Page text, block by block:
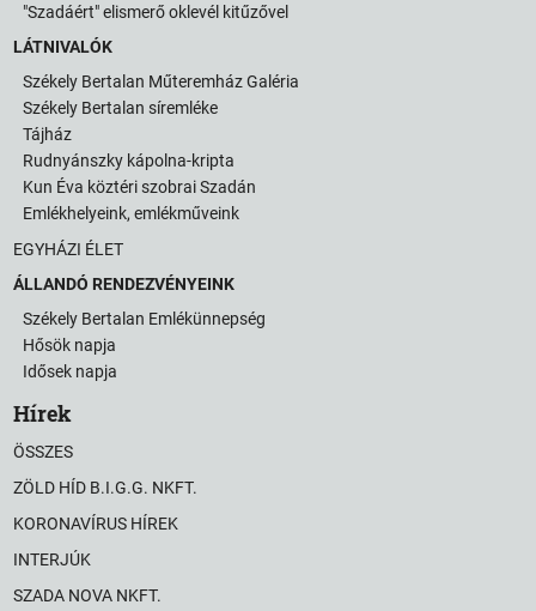
"Szadáért" elismerő oklevél kitűzővel
LÁTNIVALÓK
Székely Bertalan Műteremház Galéria
Székely Bertalan síremléke
Tájház
Rudnyánszky kápolna-kripta
Kun Éva köztéri szobrai Szadán
Emlékhelyeink, emlékműveink
EGYHÁZI ÉLET
ÁLLANDÓ RENDEZVÉNYEINK
Székely Bertalan Emlékünnepség
Hősök napja
Idősek napja
Hírek
ÖSSZES
ZÖLD HÍD B.I.G.G. NKFT.
KORONAVÍRUS HÍREK
INTERJÚK
SZADA NOVA NKFT.